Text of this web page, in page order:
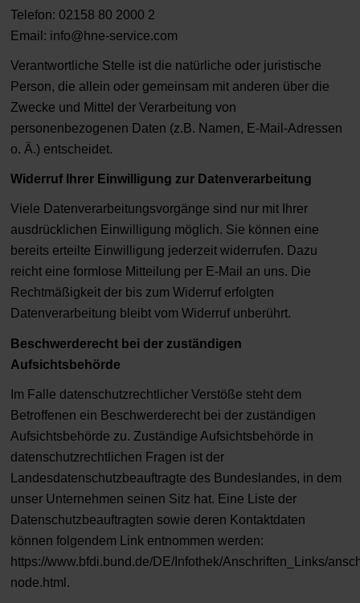
Telefon: 02158 80 2000 2
Email: info@hne-service.com
Verantwortliche Stelle ist die natürliche oder juristische
Person, die allein oder gemeinsam mit anderen über die
Zwecke und Mittel der Verarbeitung von
personenbezogenen Daten (z.B. Namen, E-Mail-Adressen
o. Ä.) entscheidet.
Widerruf Ihrer Einwilligung zur Datenverarbeitung
Viele Datenverarbeitungsvorgänge sind nur mit Ihrer
ausdrücklichen Einwilligung möglich. Sie können eine
bereits erteilte Einwilligung jederzeit widerrufen. Dazu
reicht eine formlose Mitteilung per E-Mail an uns. Die
Rechtmäßigkeit der bis zum Widerruf erfolgten
Datenverarbeitung bleibt vom Widerruf unberührt.
Beschwerderecht bei der zuständigen
Aufsichtsbehörde
Im Falle datenschutzrechtlicher Verstöße steht dem
Betroffenen ein Beschwerderecht bei der zuständigen
Aufsichtsbehörde zu. Zuständige Aufsichtsbehörde in
datenschutzrechtlichen Fragen ist der
Landesdatenschutzbeauftragte des Bundeslandes, in dem
unser Unternehmen seinen Sitz hat. Eine Liste der
Datenschutzbeauftragten sowie deren Kontaktdaten
können folgendem Link entnommen werden:
https://www.bfdi.bund.de/DE/Infothek/Anschriften_Links/
node.html .